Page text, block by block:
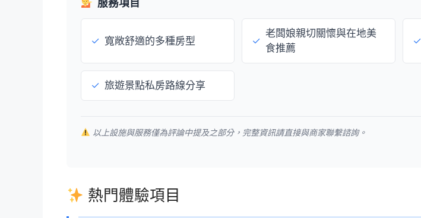
服務項目
✓ 寬敞舒適的多種房型 ✓
老闆娘親切關懷與在地美
食推薦
✓
✓ 旅遊景點私房路線分享
以上設施與服務僅為評論中提及之部分，完整資訊請直接與商家聯繫諮詢。
熱門體驗項目